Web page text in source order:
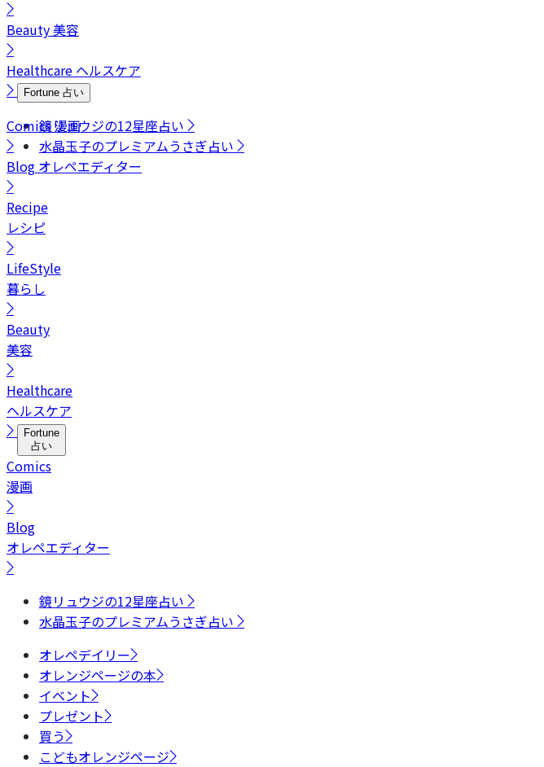
Beauty美容
Healthcare ヘルスケア
Fortune 占い
鏡リュウジの12星座占い
水晶玉子のプレミアムうさぎ占い
Comics漫画
Blog オレペエディター
Recipe
レシピ
LifeStyle
暮らし
Beauty
美容
Healthcare
ヘルスケア
Fortune
占い
Comics
漫画
Blog
オレペエディター
鏡リュウジの12星座占い
水晶玉子のプレミアムうさぎ占い
オレペデイリー
オレンジページの本
イベント
プレゼント
買う
こどもオレンジページ